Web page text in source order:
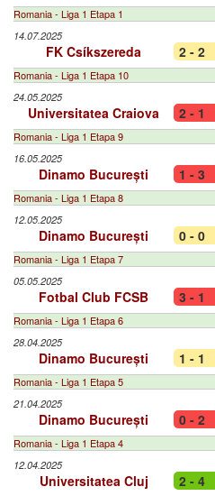
Romania - Liga 1 Etapa 1
14.07.2025
FK Csíkszereda 2 - 2
Romania - Liga 1 Etapa 10
24.05.2025
Universitatea Craiova 2 - 1
Romania - Liga 1 Etapa 9
16.05.2025
Dinamo București 1 - 3
Romania - Liga 1 Etapa 8
12.05.2025
Dinamo București 0 - 0
Romania - Liga 1 Etapa 7
05.05.2025
Fotbal Club FCSB 3 - 1
Romania - Liga 1 Etapa 6
28.04.2025
Dinamo București 1 - 1
Romania - Liga 1 Etapa 5
21.04.2025
Dinamo București 0 - 2
Romania - Liga 1 Etapa 4
12.04.2025
Universitatea Cluj 2 - 4